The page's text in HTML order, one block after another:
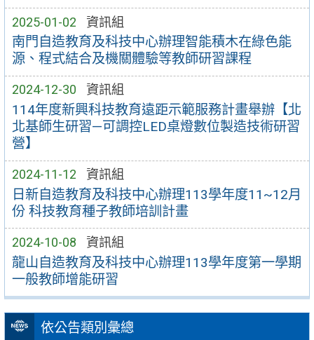
2025-01-02 資訊組
南門自造教育及科技中心辦理智能積木在綠色能
源、程式結合及機關體驗等教師研習課程
2024-12-30 資訊組
114年度新興科技教育遠距示範服務計畫舉辦【北
北基師生研習—可調控LED桌燈數位製造技術研習
營】
2024-11-12 資訊組
日新自造教育及科技中心辦理113學年度11~12月
份 科技教育種子教師培訓計畫
2024-10-08 資訊組
龍山自造教育及科技中心辦理113學年度第一學期
一般教師增能研習
依公告類別彙總